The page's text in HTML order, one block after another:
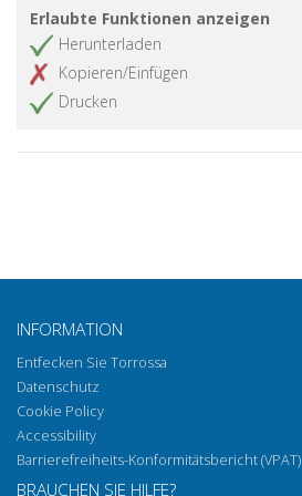
Erlaubte Funktionen anzeigen
Herunterladen
Kopieren/Einfügen
Drucken
INFORMATION
Entfecken Sie Torrossa
Datenschutz
Cookie Policy
Accessibility
Barrierefreiheits-Konformitätsbericht (VPAT)
BRAUCHEN SIE HILFE?